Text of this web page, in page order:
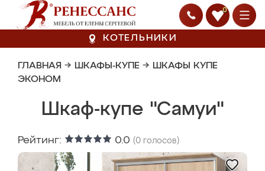
0
КОТЕЛЬНИКИ
ГЛАВНАЯ → ШКАФЫ-КУПЕ → ШКАФЫ КУПЕ
ЭКОНОМ
Шкаф-купе "Самуи"
Рейтинг: 0.0 (0 голосов)